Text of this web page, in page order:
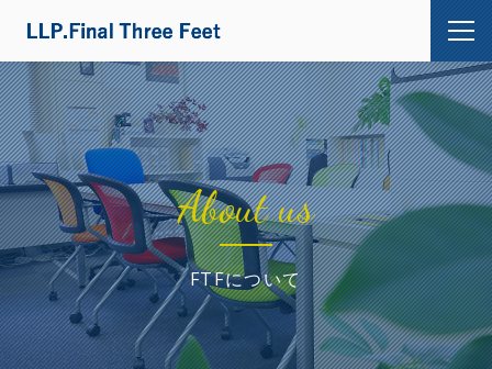
About us
FTFについて